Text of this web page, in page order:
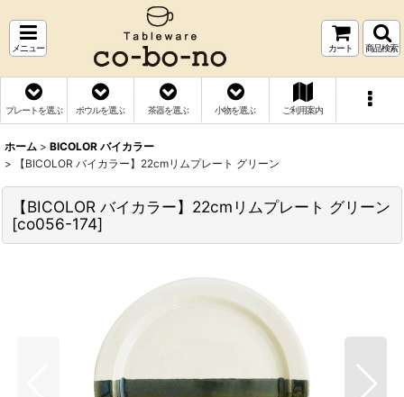
メニュー カート 商品検索
プレートを選ぶ ボウルを選ぶ 茶器を選ぶ 小物を選ぶ ご利用案内
ホーム > BICOLOR バイカラー
>
【BICOLOR バイカラー】22cmリムプレート グリーン
【BICOLOR バイカラー】22cmリムプレート グリーン
[co056-174]